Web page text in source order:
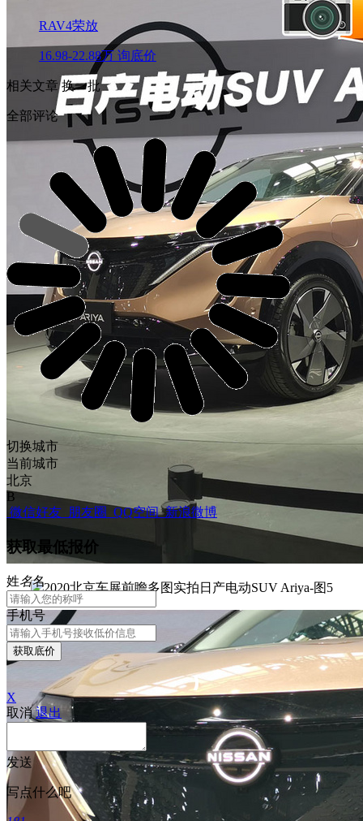
RAV4荣放
16.98-22.88万 询底价
相关文章换一批
全部评论
切换城市
当前城市
北京
B
微信好友 朋友圈 QQ空间 新浪微博
获取最低报价
姓名名
手机号
获取底价
X
取消 退出
发送
写点什么吧